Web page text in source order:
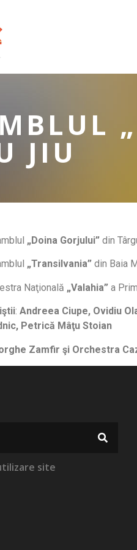
JIU
„Doina Gorjului” din
„Transilvania” din Baia
Naţională „Valahia” a
: Andreea Ciupe, Ovidiu
Petrică Mâţu Stoian
Zamfir şi Orchestra
site